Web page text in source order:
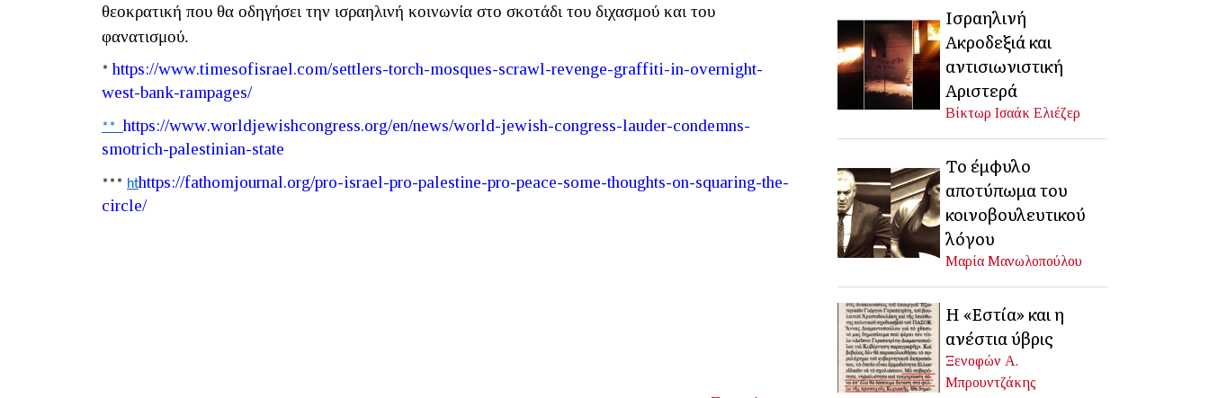
θεοκρατική που θα οδηγήσει την ισραηλινή κοινωνία στο σκοτάδι του διχασμού και του
φανατισμού.
* https://www.timesofisrael.com/settlers-torch-mosques-scrawl-revenge-graffiti-in-overnight-
west-bank-rampages/
** https://www.worldjewishcongress.org/en/news/world-jewish-congress-lauder-condemns-
smotrich-palestinian-state
*** hthttps://fathomjournal.org/pro-israel-pro-palestine-pro-peace-some-thoughts-on-squaring-the-
circle/
Ισραηλινή
Ακροδεξιά και
αντισιωνιστική
Αριστερά
Βίκτωρ Ισαάκ Ελιέζερ
Το έμφυλο
αποτύπωμα του
κοινοβουλευτικού
λόγου
Μαρία Μανωλοπούλου
Η «Εστία» και η
ανέστια ύβρις
Ξενοφών Α.
Μπρουντζάκης